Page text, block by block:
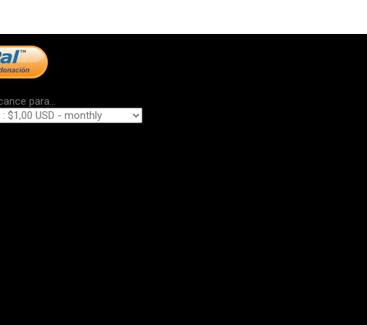
para...